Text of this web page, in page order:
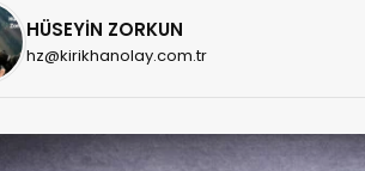
HÜSEYİN ZORKUN
hz@kirikhanolay.com.tr